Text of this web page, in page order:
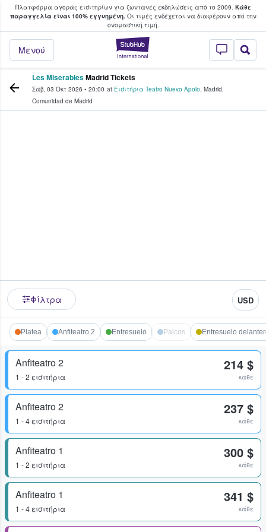
Πλατφόρμα αγοράς εισιτηρίων για ζωντανές εκδηλώσεις από το 2009. Κάθε
παραγγελία είναι 100% εγγυημένη.Οι τιμές ενδέχεται να διαφέρουν από την
oνομαστική τιμή.
StubHub - Όπου
Μενού
φαν αγοράζουν και πουλούν
Les MiserablesMadrid Tickets
Σάβ, 03 Οκτ 2026 • 20:00 at Εισιτήρια Teatro Nuevo Apolo, Madrid,
Comunidad de Madrid
Φίλτρα USD
Platea Anfiteatro 2 Entresuelo Palcos Entresuelo
Anfiteatro 2
1 - 2 εισιτήρια
214 $
κάθε
Anfiteatro 2
1 - 4 εισιτήρια
237 $
κάθε
Anfiteatro 1
1 - 2 εισιτήρια
300 $
κάθε
Anfiteatro 1
1 - 4 εισιτήρια
341 $
κάθε